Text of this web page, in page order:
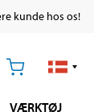
kunde hos os!
VÆRKTØJ